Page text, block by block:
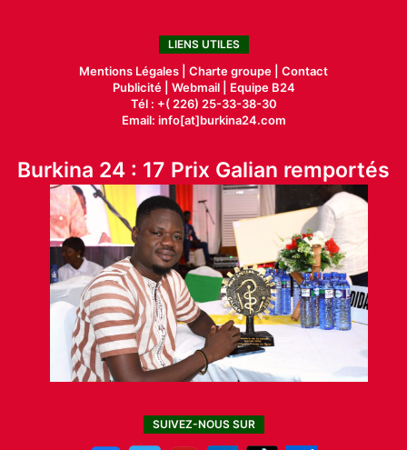
LIENS UTILES
Mentions Légales | Charte groupe | Contact
Publicité| Webmail |
Equipe B24
Tél : +( 226) 25-33-38-30
Email: info[at]burkina24.com
Burkina 24 : 17 Prix Galian remportés
SUIVEZ-NOUS SUR